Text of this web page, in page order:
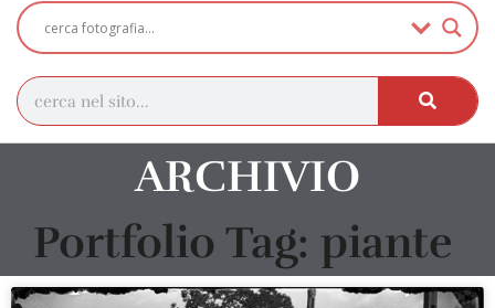
ARCHIVIO
Portfolio Tag: piante